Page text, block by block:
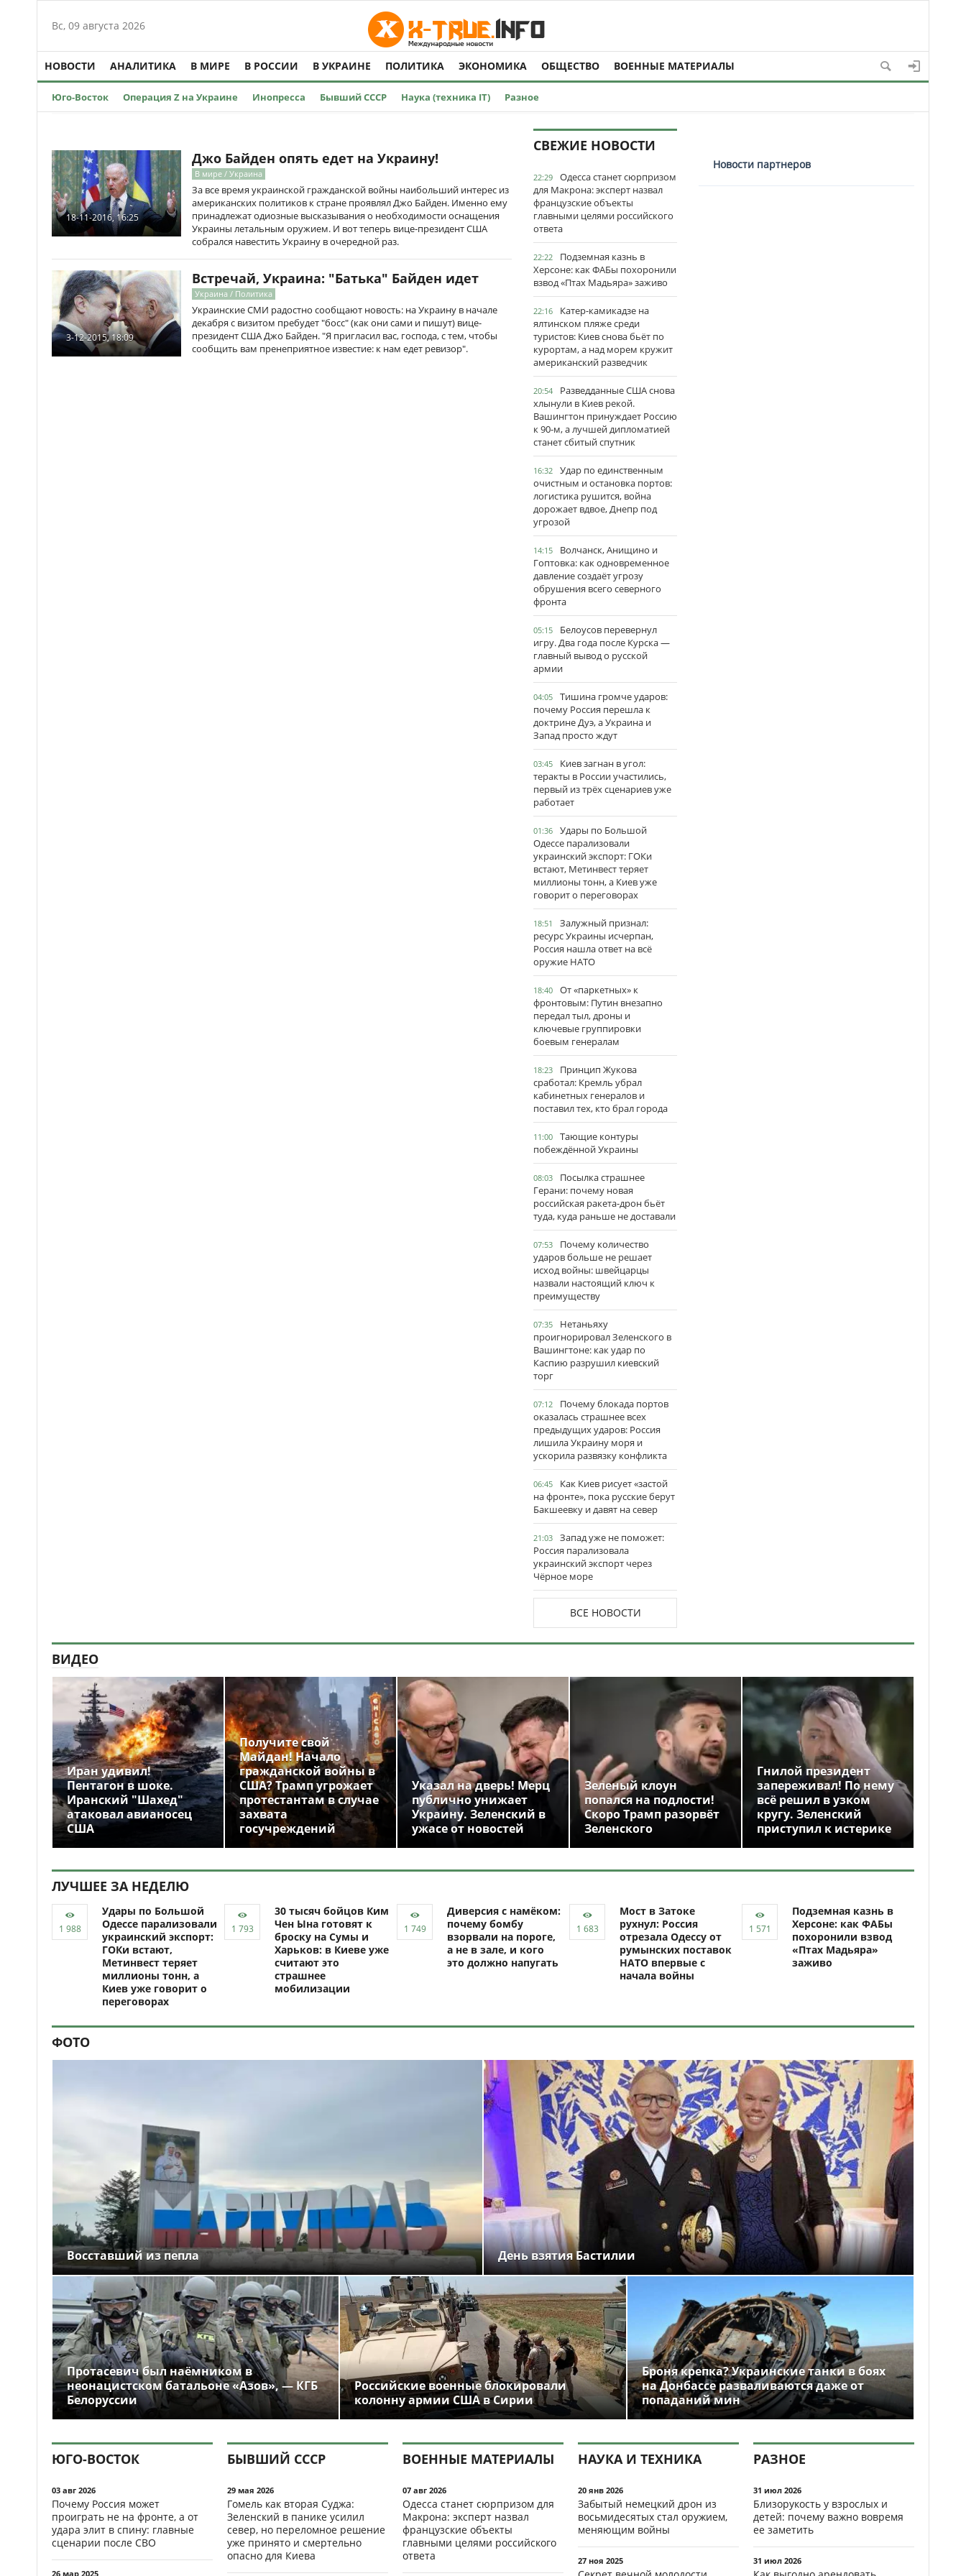
Вс, 09 августа 2026
НОВОСТИ АНАЛИТИКА В МИРЕ В РОССИИ В УКРАИНЕ ПОЛИТИКА ЭКОНОМИКА ОБЩЕСТВО ВОЕННЫЕ МАТЕРИАЛЫ
Юго-Восток Операция Z на Украине Инопресса Бывший СССР Наука (техника IT) Разное
18-11-2016, 16:25
Джо Байден опять едет на Украину!
В мире / Украина
За все время украинской гражданской войны наибольший интерес из
американских политиков к стране проявлял Джо Байден. Именно ему
принадлежат одиозные высказывания о необходимости оснащения
Украины летальным оружием. И вот теперь вице-президент США
собрался навестить Украину в очередной раз.
3-12-2015, 18:09
Встречай, Украина: "Батька" Байден идет
Украина / Политика
Украинские СМИ радостно сообщают новость: на Украину в начале
декабря с визитом пребудет "босс" (как они сами и пишут) вице-
президент США Джо Байден. "Я пригласил вас, господа, с тем, чтобы
сообщить вам пренеприятное известие: к нам едет ревизор".
СВЕЖИЕ НОВОСТИ
22:29
Одесса станет сюрпризом
для Макрона: эксперт назвал
французские объекты
главными целями российского
ответа
22:22
Подземная казнь в
Херсоне: как ФАБы похоронили
взвод «Птах Мадьяра» заживо
22:16
Катер-камикадзе на
ялтинском пляже среди
туристов: Киев снова бьёт по
курортам, а над морем кружит
американский разведчик
20:54
Разведданные США снова
хлынули в Киев рекой.
Вашингтон принуждает Россию
к 90-м, а лучшей дипломатией
станет сбитый спутник
16:32
Удар по единственным
очистным и остановка портов:
логистика рушится, война
дорожает вдвое, Днепр под
угрозой
14:15
Волчанск, Анищино и
Гоптовка: как одновременное
давление создаёт угрозу
обрушения всего северного
фронта
05:15
Белоусов перевернул
игру. Два года после Курска —
главный вывод о русской
армии
04:05
Тишина громче ударов:
почему Россия перешла к
доктрине Дуэ, а Украина и
Запад просто ждут
03:45
Киев загнан в угол:
теракты в России участились,
первый из трёх сценариев уже
работает
01:36
Удары по Большой
Одессе парализовали
украинский экспорт: ГОКи
встают, Метинвест теряет
миллионы тонн, а Киев уже
говорит о переговорах
18:51
Залужный признал:
ресурс Украины исчерпан,
Россия нашла ответ на всё
оружие НАТО
18:40
От «паркетных» к
фронтовым: Путин внезапно
передал тыл, дроны и
ключевые группировки
боевым генералам
18:23
Принцип Жукова
сработал: Кремль убрал
кабинетных генералов и
поставил тех, кто брал города
11:00
Тающие контуры
побеждённой Украины
08:03
Посылка страшнее
Герани: почему новая
российская ракета-дрон бьёт
туда, куда раньше не доставали
07:53
Почему количество
ударов больше не решает
исход войны: швейцарцы
назвали настоящий ключ к
преимуществу
07:35
Нетаньяху
проигнорировал Зеленского в
Вашингтоне: как удар по
Каспию разрушил киевский
торг
07:12
Почему блокада портов
оказалась страшнее всех
предыдущих ударов: Россия
лишила Украину моря и
ускорила развязку конфликта
06:45
Как Киев рисует «застой
на фронте», пока русские берут
Бакшеевку и давят на север
21:03
Запад уже не поможет:
Россия парализовала
украинский экспорт через
Чёрное море
ВСЕ НОВОСТИ
Новости партнеров
ВИДЕО
Иран удивил!
Пентагон в шоке.
Иранский "Шахед"
атаковал авианосец
США
Получите свой
Майдан! Начало
гражданской войны в
США? Трамп угрожает
протестантам в случае
захвата
госучреждений
Указал на дверь! Мерц
публично унижает
Украину. Зеленский в
ужасе от новостей
Зеленый клоун
попался на подлости!
Скоро Трамп разорвёт
Зеленского
Гнилой президент
запереживал! По нему
всё решил в узком
кругу. Зеленский
приступил к истерике
ЛУЧШЕЕ ЗА НЕДЕЛЮ
Удары по Большой
Одессе парализовали
украинский экспорт:
ГОКи встают,
Метинвест теряет
миллионы тонн, а
Киев уже говорит о
переговорах
30 тысяч бойцов Ким
Чен Ына готовят к
броску на Сумы и
Харьков: в Киеве уже
считают это
страшнее
мобилизации
Диверсия с намёком:
почему бомбу
взорвали на пороге,
а не в зале, и кого
это должно напугать
Мост в Затоке
рухнул: Россия
отрезала Одессу от
румынских поставок
НАТО впервые с
начала войны
Подземная казнь в
Херсоне: как ФАБы
похоронили взвод
«Птах Мадьяра»
заживо
ФОТО
Восставший из пепла День взятия Бастилии
Протасевич был наёмником в
неонацистском батальоне «Азов», — КГБ
Белоруссии
Российские военные блокировали
колонну армии США в Сирии
Броня крепка? Украинские танки в боях
на Донбассе разваливаются даже от
попаданий мин
ЮГО-ВОСТОК
03 авг 2026
Почему Россия может
проиграть не на фронте, а от
удара элит в спину: главные
сценарии после СВО
26 мар 2025
БЫВШИЙ СССР
29 мая 2026
Гомель как вторая Суджа:
Зеленский в панике усилил
север, но переломное решение
уже принято и смертельно
опасно для Киева
ВОЕННЫЕ МАТЕРИАЛЫ
07 авг 2026
Одесса станет сюрпризом для
Макрона: эксперт назвал
французские объекты
главными целями российского
ответа
НАУКА И ТЕХНИКА
20 янв 2026
Забытый немецкий дрон из
восьмидесятых стал оружием,
меняющим войны
27 ноя 2025
РАЗНОЕ
31 июл 2026
Близорукость у взрослых и
детей: почему важно вовремя
ее заметить
31 июл 2026